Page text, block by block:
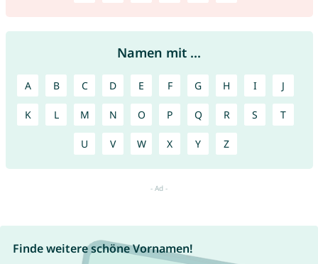
Namen mit ...
A B C D E F G H I J
K L M N O P Q R S T
U V W X Y Z
Finde weitere schöne Vornamen!